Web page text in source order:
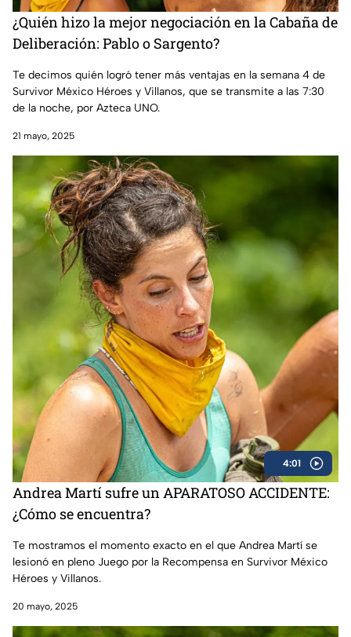
¿Quién hizo la mejor negociación en la Cabaña de
Deliberación: Pablo o Sargento?
Te decimos quién logró tener más ventajas en la semana 4 de
Survivor México Héroes y Villanos, que se transmite a las 7:30
de la noche, por Azteca UNO.
21 mayo, 2025
4:01
Andrea Martí sufre un APARATOSO ACCIDENTE:
¿Cómo se encuentra?
Te mostramos el momento exacto en el que Andrea Martí se
lesionó en pleno Juego por la Recompensa en Survivor México
Héroes y Villanos.
20 mayo, 2025